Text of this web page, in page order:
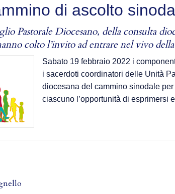
di ascolto
Pastorale Diocesano, della consulta
colto l’invito ad entrare nel vivo della
Sabato 19 febbraio 2022 i
i sacerdoti coordinatori delle Unità
diocesana del cammino sinodale
ciascuno l’opportunità di esprimersi